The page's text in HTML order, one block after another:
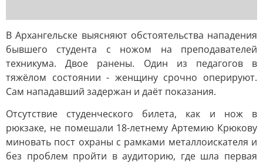
В Архангельске выясняют обстоятельства нападения
бывшего студента с ножом на преподавателей
техникума. Двое ранены. Один из педагогов в
тяжёлом состоянии - женщину срочно оперируют.
Сам нападавший задержан и даёт показания.
Отсутствие студенческого билета, как и нож в
рюкзаке, не помешали 18-летнему Артемию Крюкову
миновать пост охраны с рамками металлоискателя и
без проблем пройти в аудиторию, где шла первая